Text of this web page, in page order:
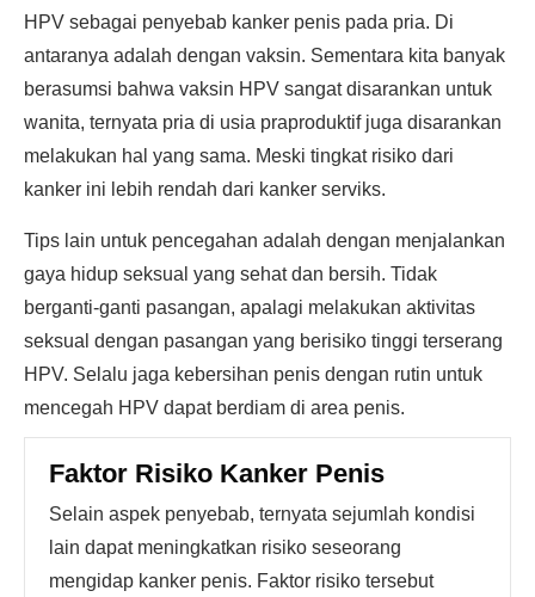
HPV sebagai penyebab kanker penis pada pria. Di
antaranya adalah dengan vaksin. Sementara kita banyak
berasumsi bahwa vaksin HPV sangat disarankan untuk
wanita, ternyata pria di usia praproduktif juga disarankan
melakukan hal yang sama. Meski tingkat risiko dari
kanker ini lebih rendah dari kanker serviks.
Tips lain untuk pencegahan adalah dengan menjalankan
gaya hidup seksual yang sehat dan bersih. Tidak
berganti-ganti pasangan, apalagi melakukan aktivitas
seksual dengan pasangan yang berisiko tinggi terserang
HPV. Selalu jaga kebersihan penis dengan rutin untuk
mencegah HPV dapat berdiam di area penis.
Faktor Risiko Kanker Penis
Selain aspek penyebab, ternyata sejumlah kondisi
lain dapat meningkatkan risiko seseorang
mengidap kanker penis. Faktor risiko tersebut